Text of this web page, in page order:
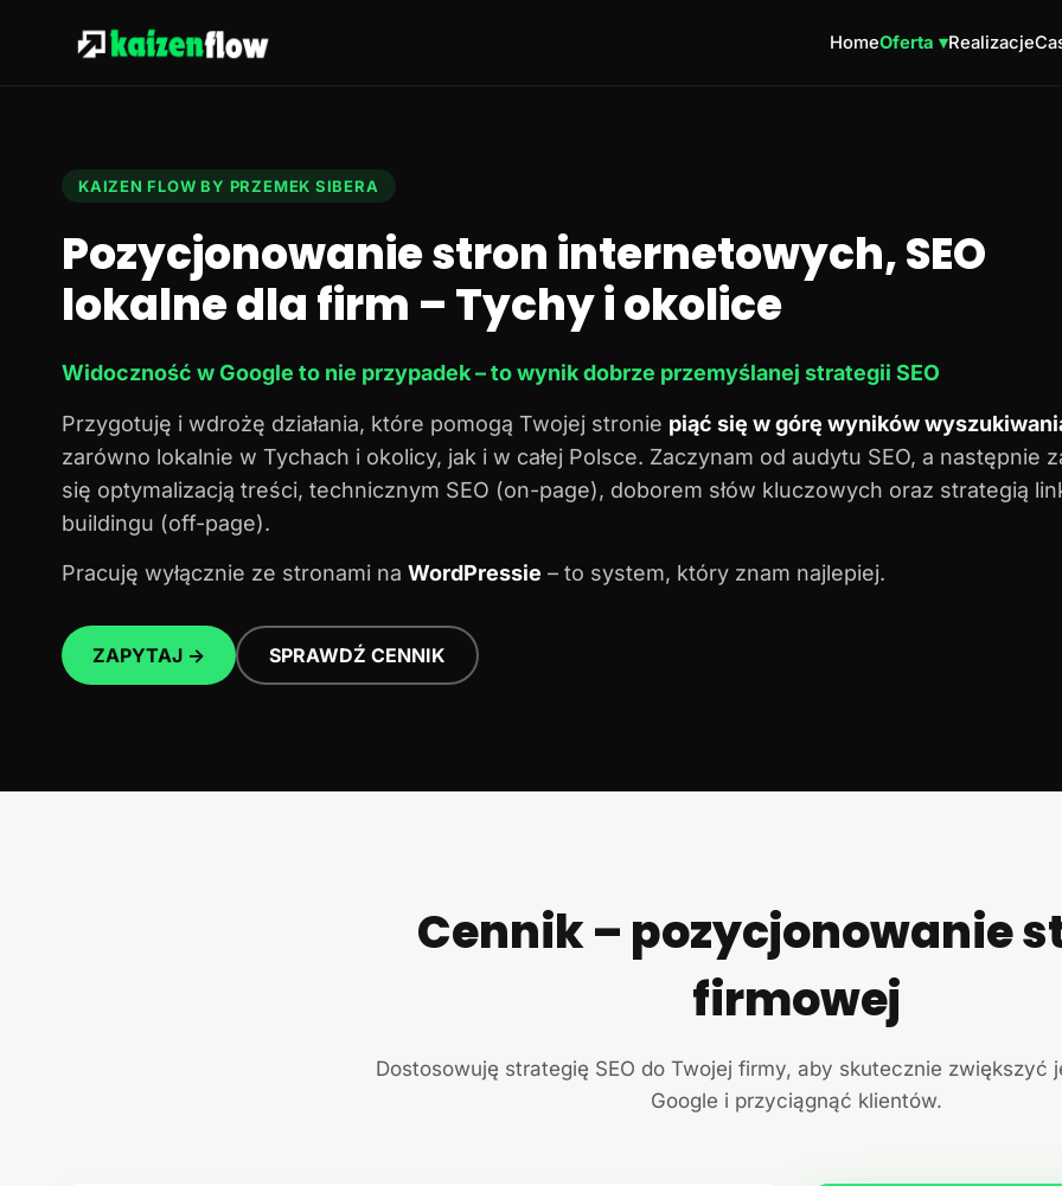
HomeOferta ▾Realizacje
KAIZEN FLOW BY PRZEMEK SIBERA
Pozycjonowanie stron internetowych, SEO
lokalne dla firm – Tychy i okolice
Widoczność w Google to nie przypadek – to wynik dobrze przemyślanej strategii SEO
Przygotuję i wdrożę działania, które pomogą Twojej stronie piąć się w górę wyników
zarówno lokalnie w Tychach i okolicy, jak i w całej Polsce. Zaczynam od audytu SEO, a następnie
się optymalizacją treści, technicznym SEO (on-page), doborem słów kluczowych oraz strategią
buildingu (off-page).
Pracuję wyłącznie ze stronami na WordPressie – to system, który znam najlepiej.
ZAPYTAJ → SPRAWDŹ CENNIK
Cennik – pozycjonowanie
firmowej
Dostosowuję strategię SEO do Twojej firmy, aby skutecznie zwiększyć
Google i przyciągnąć klientów.